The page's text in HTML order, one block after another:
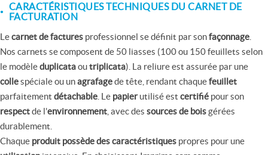
CARACTÉRISTIQUES TECHNIQUES DU CARNET DE
FACTURATION
Lecarnet de factures professionnel se définit par sonfaçonnage
Nos carnets se composent de 50 liasses (100 ou 150 feuillets selon
le modèleduplicataoutriplicata). La reliure est assurée par une
collespéciale ou unagrafagede tête, rendant chaquefeuillet
parfaitement détachable . Le papierutilisé est certifié pour son
respectde l'environnement , avec des sources de boisgérées
durablement.
Chaque produit possède des caractéristiques propres pour une